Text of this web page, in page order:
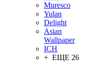
Muresco
Yulan
Delight
Asian
Wallpaper
ICH
+ ЕЩЕ 26